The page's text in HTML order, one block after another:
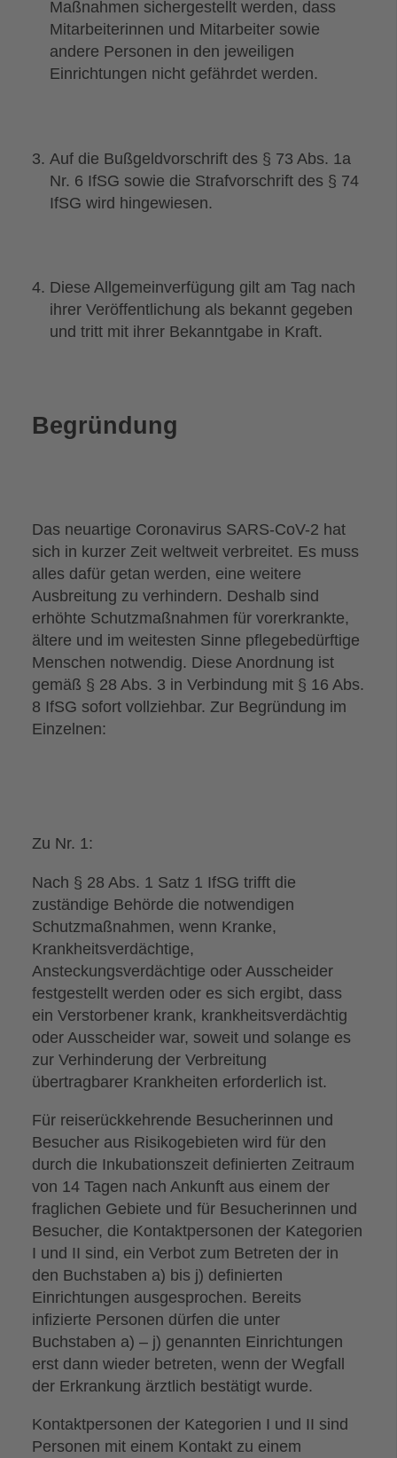
Maßnahmen sichergestellt werden, dass
Mitarbeiterinnen und Mitarbeiter sowie
andere Personen in den jeweiligen
Einrichtungen nicht gefährdet werden.
Auf die Bußgeldvorschrift des § 73 Abs. 1a
Nr. 6 IfSG sowie die Strafvorschrift des § 74
IfSG wird hingewiesen.
Diese Allgemeinverfügung gilt am Tag nach
ihrer Veröffentlichung als bekannt gegeben
und tritt mit ihrer Bekanntgabe in Kraft.
Begründung
Das neuartige Coronavirus SARS-CoV-2 hat
sich in kurzer Zeit weltweit verbreitet. Es muss
alles dafür getan werden, eine weitere
Ausbreitung zu verhindern. Deshalb sind
erhöhte Schutzmaßnahmen für vorerkrankte,
ältere und im weitesten Sinne pflegebedürftige
Menschen notwendig. Diese Anordnung ist
gemäß § 28 Abs. 3 in Verbindung mit § 16 Abs.
8 IfSG sofort vollziehbar. Zur Begründung im
Einzelnen:
Zu Nr. 1:
Nach § 28 Abs. 1 Satz 1 IfSG trifft die
zuständige Behörde die notwendigen
Schutzmaßnahmen, wenn Kranke,
Krankheitsverdächtige,
Ansteckungsverdächtige oder Ausscheider
festgestellt werden oder es sich ergibt, dass
ein Verstorbener krank, krankheitsverdächtig
oder Ausscheider war, soweit und solange es
zur Verhinderung der Verbreitung
übertragbarer Krankheiten erforderlich ist.
Für reiserückkehrende Besucherinnen und
Besucher aus Risikogebieten wird für den
durch die Inkubationszeit definierten Zeitraum
von 14 Tagen nach Ankunft aus einem der
fraglichen Gebiete und für Besucherinnen und
Besucher, die Kontaktpersonen der Kategorien
I und II sind, ein Verbot zum Betreten der in
den Buchstaben a) bis j) definierten
Einrichtungen ausgesprochen. Bereits
infizierte Personen dürfen die unter
Buchstaben a) – j) genannten Einrichtungen
erst dann wieder betreten, wenn der Wegfall
der Erkrankung ärztlich bestätigt wurde.
Kontaktpersonen der Kategorien I und II sind
Personen mit einem Kontakt zu einem